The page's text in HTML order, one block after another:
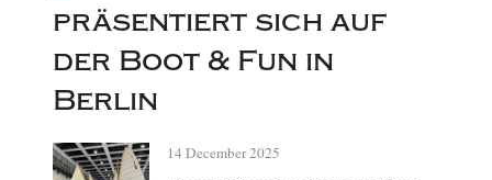
präsentiert sich auf
der Boot & Fun in
Berlin
14 December 2025